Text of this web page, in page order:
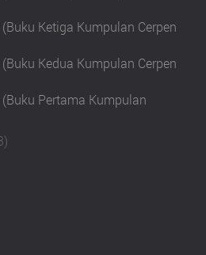
Ketiga Kumpulan Cerpen
Kedua Kumpulan Cerpen
Pertama Kumpulan